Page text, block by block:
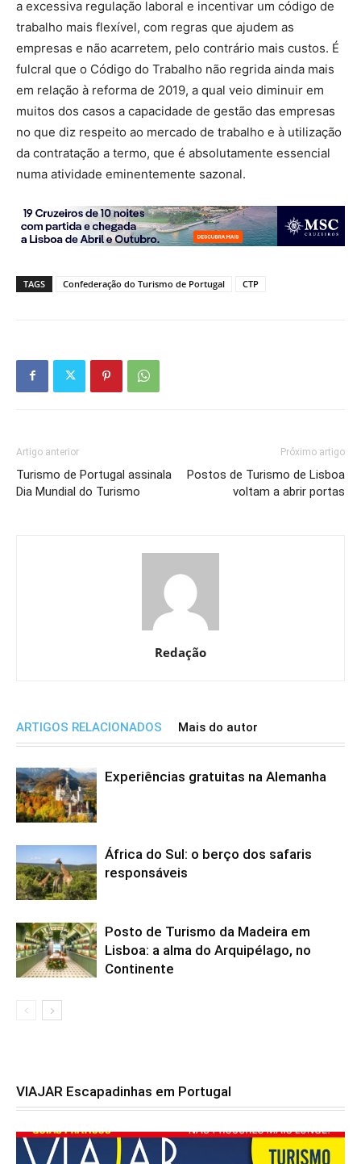
a excessiva regulação laboral e incentivar um código de
trabalho mais flexível, com regras que ajudem as
empresas e não acarretem, pelo contrário mais custos. É
fulcral que o Código do Trabalho não regrida ainda mais
em relação à reforma de 2019, a qual veio diminuir em
muitos dos casos a capacidade de gestão das empresas
no que diz respeito ao mercado de trabalho e à utilização
da contratação a termo, que é absolutamente essencial
numa atividade eminentemente sazonal.
TAGS Confederação do Turismo de Portugal CTP
Artigo anterior
Turismo de Portugal assinala
Dia Mundial do Turismo
Próximo artigo
Postos de Turismo de Lisboa
voltam a abrir portas
Redação
ARTIGOS RELACIONADOS Mais do autor
Experiências gratuitas na Alemanha
África do Sul: o berço dos safaris
responsáveis
Posto de Turismo da Madeira em
Lisboa: a alma do Arquipélago, no
Continente
VIAJAR Escapadinhas em Portugal